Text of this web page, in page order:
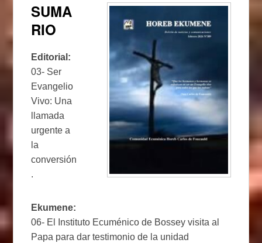
SUMA
RIO
Editorial:
03- Ser
Evangelio
Vivo: Una
llamada
urgente a
la
conversión
.
Ekumene:
06- El Instituto Ecuménico de Bossey visita al
Papa para dar testimonio de la unidad